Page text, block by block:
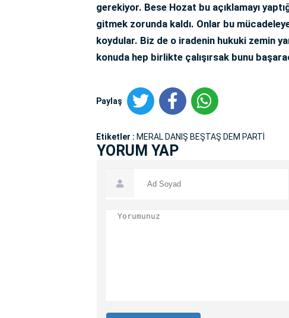
gerekiyor. Bese Hozat bu açıklamayı
gitmek zorunda kaldı. Onlar bu
koydular. Biz de o iradenin hukuki zemin
konuda hep birlikte çalışırsak bunu
Paylaş
Etiketler : MERAL DANIŞ BEŞTAŞ DEM PARTİ
YORUM YAP